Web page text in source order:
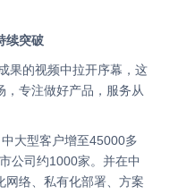
续突破
专注做好产品，服务从
大型客户增至45000多
公司约1000家。 并在中
网络、私有化部署、方案